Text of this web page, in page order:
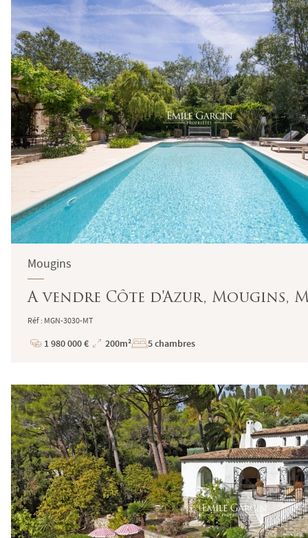
Mougins
A vendre Côte d'Azur, Mougins,
Réf : MGN-3030-MT
Prix
1 980 000 €
Superficie
200m² 5 chambres